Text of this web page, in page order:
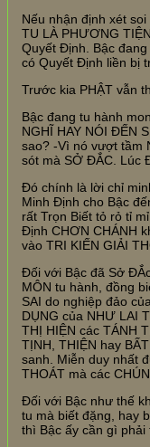
Nếu nhận định xét
TU LÀ PHƯƠNG
Quyết Định. Bậc
có Quyết Định liền bị
Trước kia PHẬT vẫn
Bậc đang tu hành
NGHĨ HAY NÓI ĐẾN
sao? -Vì nó vượt tầm
sót mà SỞ ĐẮC. Lúc
Đó chính là lời chỉ
Minh Định cho Bậc
rất Trọn Biết tỏ rỏ tỉ
Định CHƠN CHÁNH
vào TRI KIẾN GIẢI
Đối với Bậc đã Sở
MÔN tu hành, đồng
SAI do nghiệp đảo
DỤNG của NHƯ LAI
THỊ HIỆN các TÁNH
TỊNH, THIỆN hay
sanh. Miễn duy nhất
THOÁT mà các
Đối với Bậc như thế
tu mà biết đặng, hay
thì Bậc ấy cần gì phải